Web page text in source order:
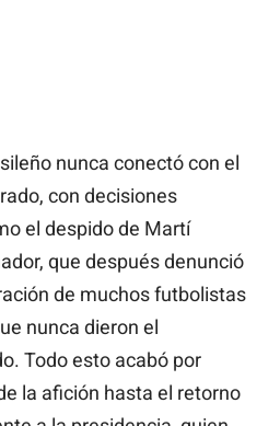
nunca conectó con el
con decisiones
el despido de Martí
que después denunció
de muchos futbolistas
nunca dieron el
Todo esto acabó por
la afición hasta el retorno